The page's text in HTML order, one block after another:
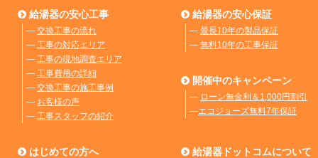
給湯器の安心工事
― 交換工事の流れ
― 工事の対応エリア
― 工事の現地調査エリア
― 工事費用の詳細
― 交換工事の施工事例
― お客様の声
― 工事スタッフの紹介
給湯器の安心保証
― 最長10年の製品保証
― 無料10年の工事保証
開催中のキャンペーン
― ローン無金利＆1,000円割引
―エコジョーズ無料7年保証
はじめての方へ 給湯器ドットコムについて